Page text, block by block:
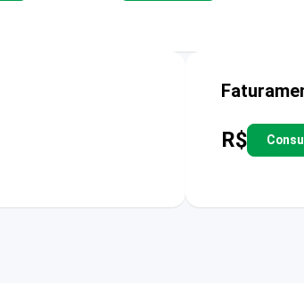
R$